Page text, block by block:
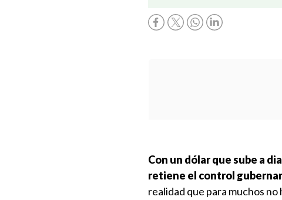
Con un dólar que sube a
retiene el control
realidad que para muchos